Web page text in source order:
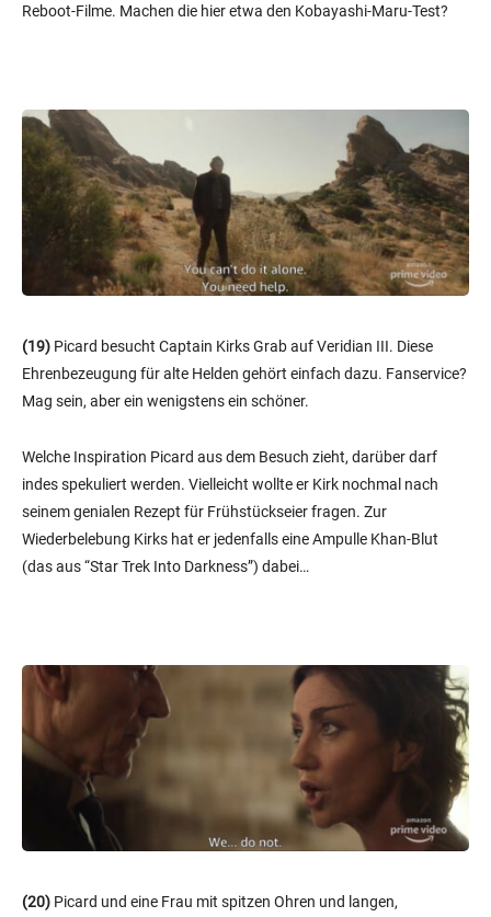
Reboot-Filme. Machen die hier etwa den Kobayashi-Maru-Test?
(19) Picard besucht Captain Kirks Grab auf Veridian III. Diese
Ehrenbezeugung für alte Helden gehört einfach dazu. Fanservice?
Mag sein, aber ein wenigstens ein schöner.
Welche Inspiration Picard aus dem Besuch zieht, darüber darf
indes spekuliert werden. Vielleicht wollte er Kirk nochmal nach
seinem genialen Rezept für Frühstückseier fragen. Zur
Wiederbelebung Kirks hat er jedenfalls eine Ampulle Khan-Blut
(das aus “Star Trek Into Darkness”) dabei…
(20) Picard und eine Frau mit spitzen Ohren und langen,